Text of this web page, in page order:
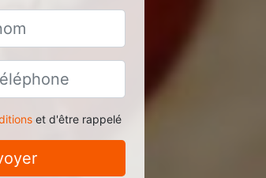
et d'être rappelé